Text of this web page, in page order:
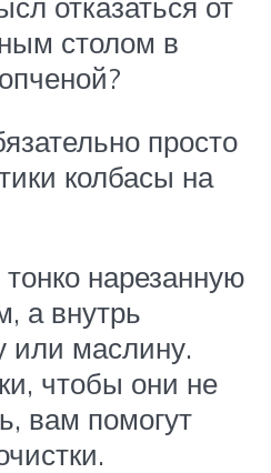
столом в
просто
колбасы на
нарезанную
а внутрь
или маслину.
чтобы они не
вам помогут